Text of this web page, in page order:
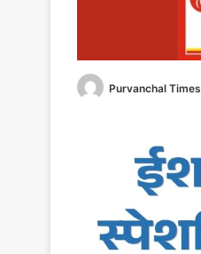
Purvanchal Times